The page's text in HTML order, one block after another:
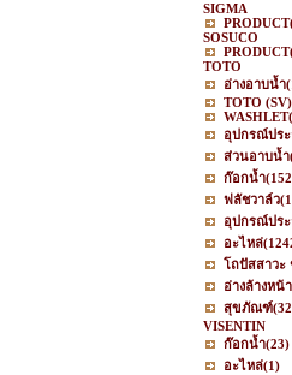
SIGMA
PRODUCT
SOSUCO
PRODUCT
TOTO
อ่างอาบน้ำ
TOTO (SV)
WASHLET
อุปกรณ์ประ
ส่วนอาบน้ำ
ก๊อกน้ำ
ฟลัชวาล์ว
อุปกรณ์ปร
อะไหล่
โถปัสสาวะ
อ่างล้างหน้า
สุขภัณฑ์
VISENTIN
ก๊อกน้ำ(23)
อะไหล่(1)